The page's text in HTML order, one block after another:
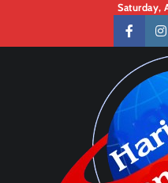
content
Saturday,